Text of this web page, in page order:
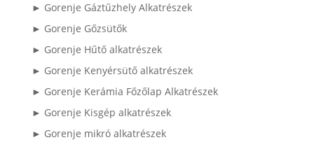
► Gorenje Gáztűzhely Alkatrészek
► Gorenje Gőzsütők
► Gorenje Hűtő alkatrészek
► Gorenje Kenyérsütő alkatrészek
► Gorenje Kerámia Főzőlap Alkatrészek
► Gorenje Kisgép alkatrészek
► Gorenje mikró alkatrészek